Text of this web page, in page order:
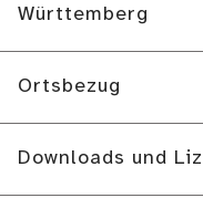
Württemberg
Ortsbezug
Downloads und